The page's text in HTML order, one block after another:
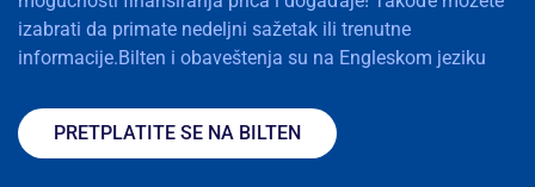
izabrati da primate nedeljni sažetak ili trenutne
informacije.Bilten i obaveštenja su na Engleskom jeziku
PRETPLATITE SE NA BILTEN